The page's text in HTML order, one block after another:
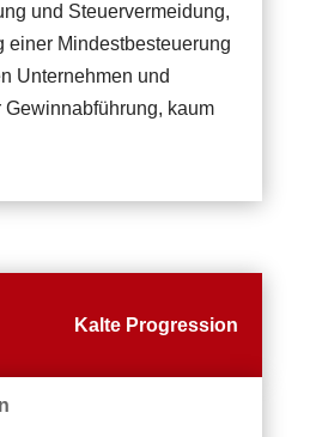
und Steuervermeidung,
einer Mindestbesteuerung
Unternehmen und
kaum
Kalte Progression